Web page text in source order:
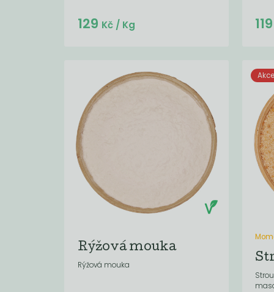
Do košíku:
129 Kč/ Kg 119
Rýžová mouka
Rýžová mouka
Akce